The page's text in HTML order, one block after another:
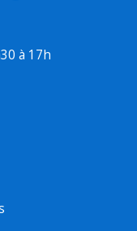
à 17h